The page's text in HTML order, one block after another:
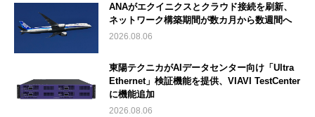
ANAがエクイニクスとクラウド接続を刷新、
ネットワーク構築期間が数カ月から数週間へ
2026.08.06
東陽テクニカがAIデータセンター向け「Ultra
Ethernet」検証機能を提供、VIAVI TestCenter
に機能追加
2026.08.06